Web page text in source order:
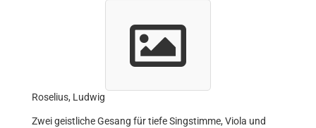
Roselius, Ludwig
Zwei geistliche Gesang für tiefe Singstimme, Viola und